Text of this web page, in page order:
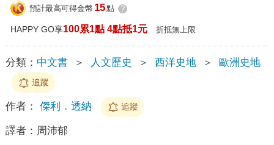
預計最高可得金幣 15點 ?
HAPPY GO享100累1點 4點抵1元 折抵無上限
分類： 中文書 ＞ 人文歷史 ＞ 西洋史地 ＞ 歐洲史地
追蹤
作者： 傑利．透納 追蹤
譯者： 周沛郁